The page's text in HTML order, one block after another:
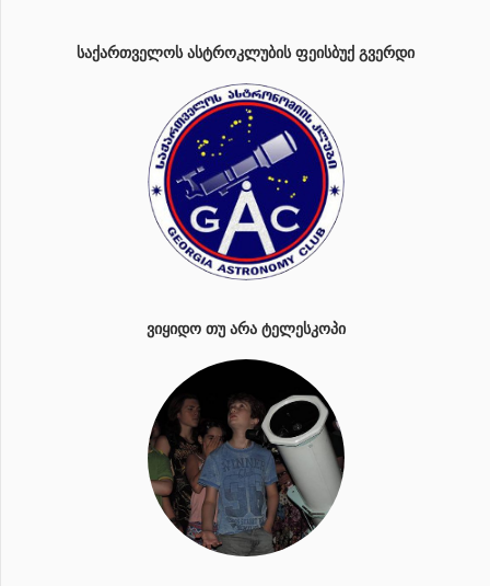
ᲡᲐᲥᲐᲠᲗᲕᲔᲚᲝᲡ ᲐᲡᲢᲠᲝᲙᲚᲣᲑᲘᲡ ᲤᲔᲘᲡᲑᲣᲥ ᲒᲕᲔᲠᲓᲘ
ᲕᲘᲧᲘᲓᲝ ᲗᲣ ᲐᲠᲐ ᲢᲔᲚᲔᲡᲙᲝᲞᲘ